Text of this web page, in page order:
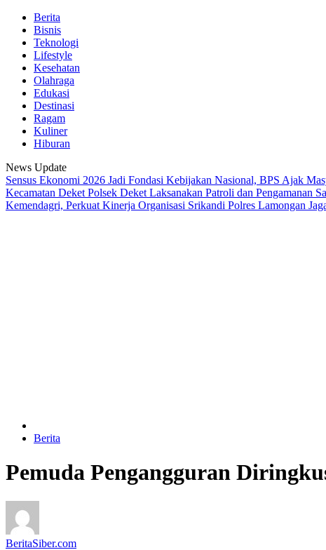
Berita
Bisnis
Teknologi
Lifestyle
Kesehatan
Olahraga
Edukasi
Destinasi
Ragam
Kuliner
Hiburan
News Update
Sensus Ekonomi 2026 Jadi Fondasi Kebijakan Nasional, BPS Ajak
Kecamatan Deket Polsek Deket Laksanakan Patroli dan Pengamanan
Kemendagri, Perkuat Kinerja Organisasi Srikandi Polres Lamongan
Berita
Pemuda Pengangguran
BeritaSiber.com